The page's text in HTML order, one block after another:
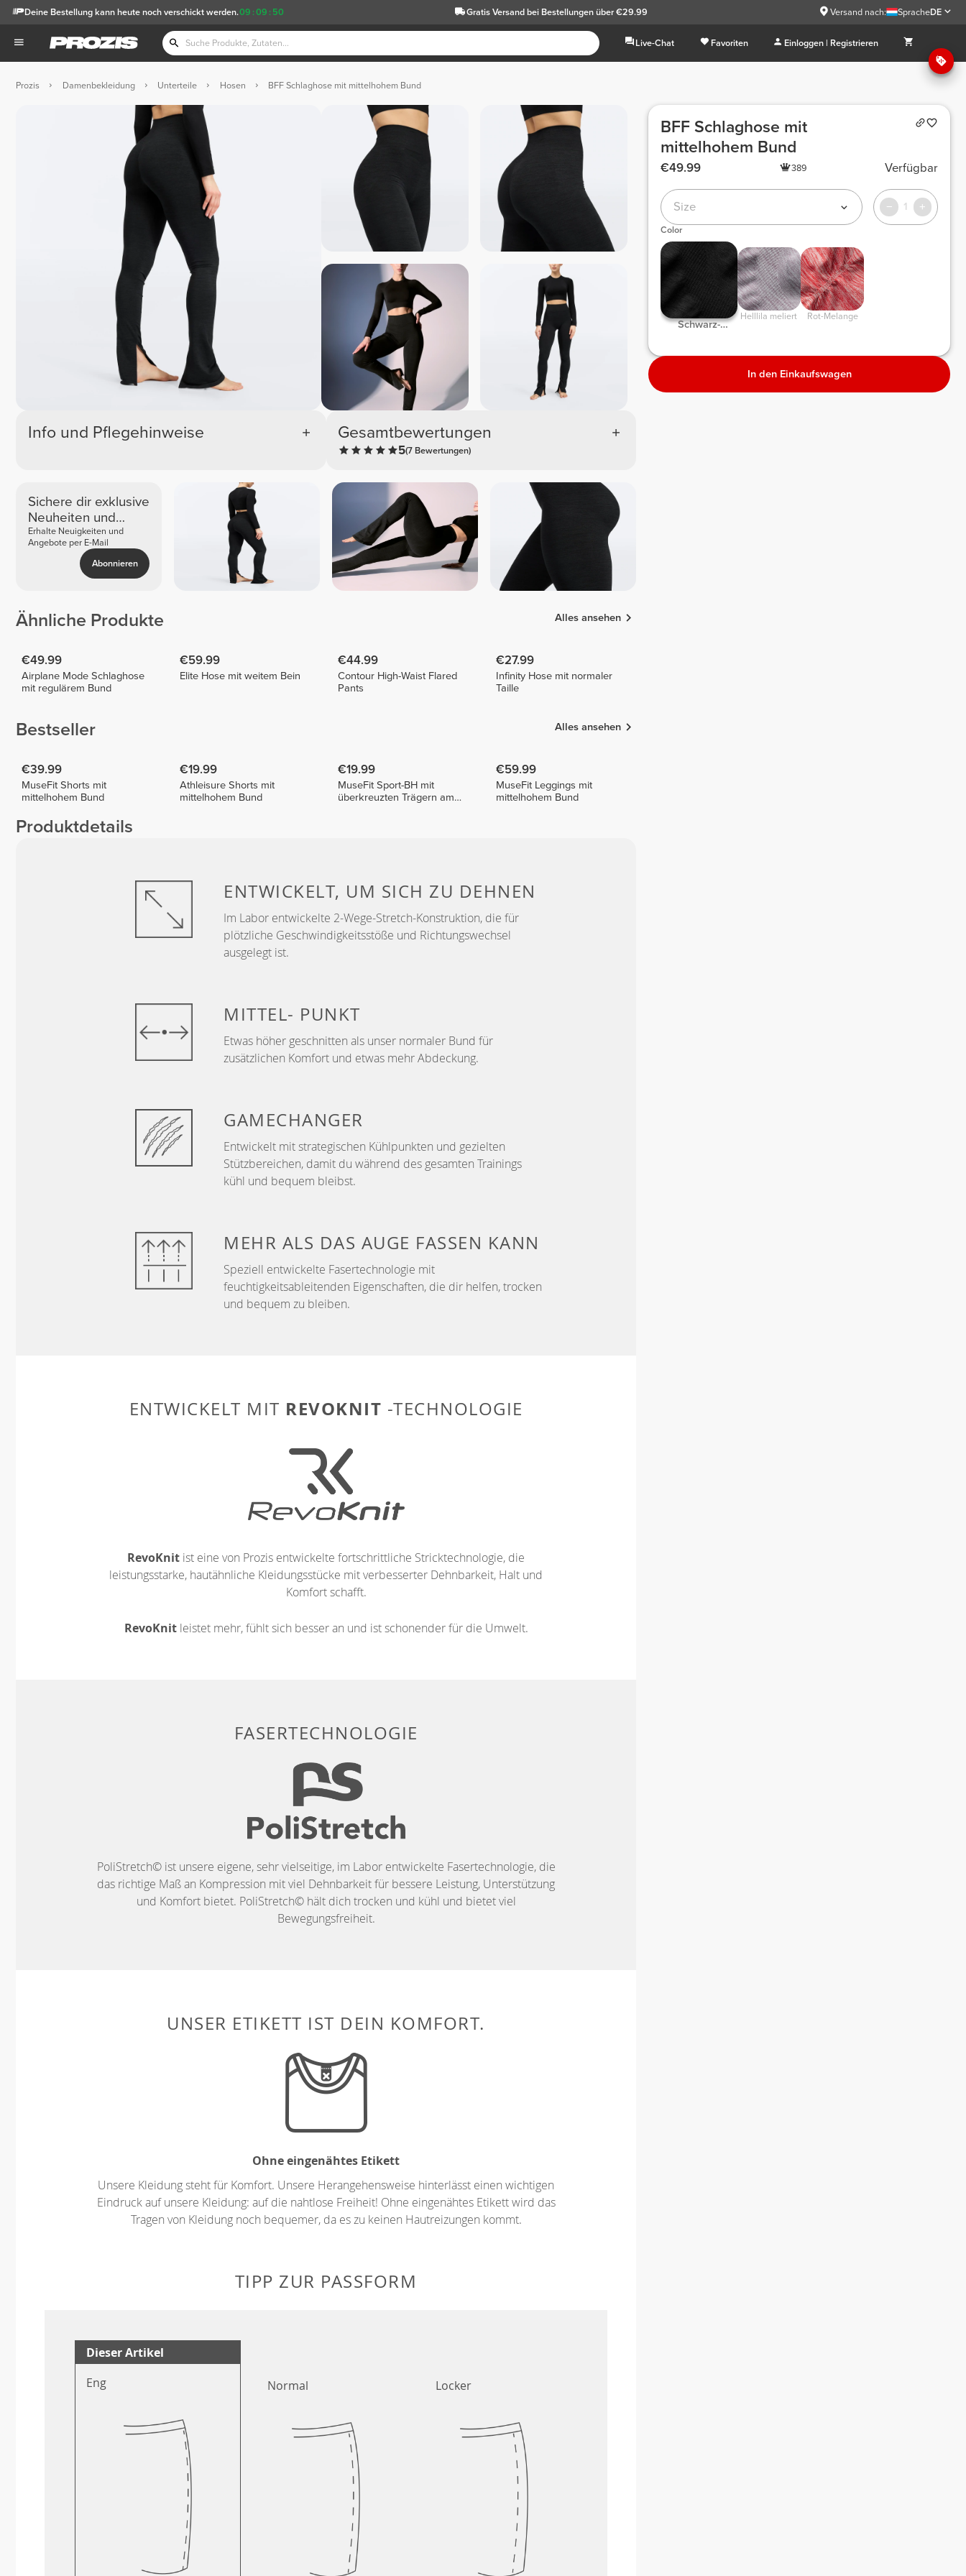
09 :09 : 49
Deine Bestellung kann heute noch verschickt werden. Gratis Versandbei Bestellungen über €29.99 Versand nach: SpracheDE
Live-Chat Favoriten Einloggen | Registrieren
Prozis Damenbekleidung Unterteile Hosen BFF Schlaghose mit mittelhohem Bund
Info und Pflegehinweise Gesamtbewertungen
5(7 Bewertungen)
Sichere dir exklusive
Neuheiten und
Angebote
Erhalte Neuigkeiten und
Angebote per E-Mail
Abonnieren
Ähnliche Produkte Alles ansehen
€49.99
Airplane Mode Schlaghose
mit regulärem Bund
€59.99
Elite Hose mit weitem Bein
€44.99
Contour High-Waist Flared
Pants
€27.99
Infinity Hose mit normaler
Taille
Bestseller Alles ansehen
€39.99
MuseFit Shorts mit
mittelhohem Bund
€19.99
Athleisure Shorts mit
mittelhohem Bund
€19.99
MuseFit Sport-BH mit
überkreuzten Trägern am
€59.99
MuseFit Leggings mit
mittelhohem Bund
Produktdetails
ENTWICKELT, UM SICH ZU DEHNEN
Im Labor entwickelte 2-Wege-Stretch-Konstruktion, die für
plötzliche Geschwindigkeitsstöße und Richtungswechsel
ausgelegt ist.
MITTEL- PUNKT
Etwas höher geschnitten als unser normaler Bund für
zusätzlichen Komfort und etwas mehr Abdeckung.
GAMECHANGER
Entwickelt mit strategischen Kühlpunkten und gezielten
Stützbereichen, damit du während des gesamten Trainings
kühl und bequem bleibst.
MEHR ALS DAS AUGE FASSEN KANN
Speziell entwickelte Fasertechnologie mit
feuchtigkeitsableitenden Eigenschaften, die dir helfen, trocken
und bequem zu bleiben.
ENTWICKELT MIT REVOKNIT -TECHNOLOGIE
RevoKnit ist eine von Prozis entwickelte fortschrittliche Stricktechnologie, die
leistungsstarke, hautähnliche Kleidungsstücke mit verbesserter Dehnbarkeit, Halt und
Komfort schafft.
RevoKnitleistet mehr, fühlt sich besser an und ist schonender für die Umwelt.
FASERTECHNOLOGIE
PoliStretch© ist unsere eigene, sehr vielseitige, im Labor entwickelte Fasertechnologie, die
das richtige Maß an Kompression mit viel Dehnbarkeit für bessere Leistung, Unterstützung
und Komfort bietet. PoliStretch© hält dich trocken und kühl und bietet viel
Bewegungsfreiheit.
UNSER ETIKETT IST DEIN KOMFORT.
Ohne eingenähtes Etikett
Unsere Kleidung steht für Komfort. Unsere Herangehensweise hinterlässt einen wichtigen
Eindruck auf unsere Kleidung: auf die nahtlose Freiheit! Ohne eingenähtes Etikett wird das
Tragen von Kleidung noch bequemer, da es zu keinen Hautreizungen kommt.
TIPP ZUR PASSFORM
Dieser Artikel
Eng
Normal Locker
BFF Schlaghose mit
mittelhohem Bund
€49.99 389 Verfügbar
Size 1
Color
Schwarz-
Helllila meliert Rot-Melange
In den Einkaufswagen